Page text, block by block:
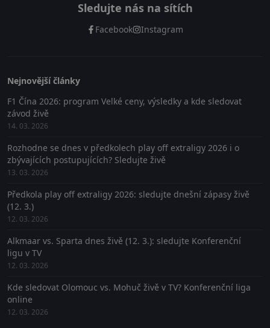
Sledujte nás na sítích
Facebook Instagram
Nejnovější články
F1 Čína 2026: program Velké ceny, výsledky a kde sledovat
závod živě
14. 03. 2026
Rozhodne se dnes v předkolech play off extraligy 2026 i o
zbývajících postupujících? Sledujte živě
13. 03. 2026
Předkola play off extraligy 2026: sledujte dnešní zápasy živě
(12. 3.)
12. 03. 2026
Alkmaar vs. Sparta dnes živě (12. 3.): sledujte Konferenční
ligu v TV
12. 03. 2026
Kde sledovat Olomouc vs. Mohuč živě v TV? Konferenční liga
online
12. 03. 2026